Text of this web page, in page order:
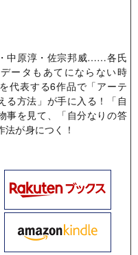
中原淳・佐宗邦威……各氏
ータもあてにならない時
代表する6作品で「アーテ
る方法」が手に入る！「自
事を見て、「自分なりの答
が身につく！